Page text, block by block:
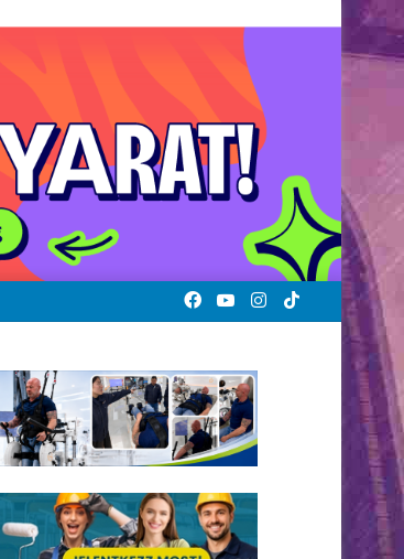
TikTok
Instagram
YouTube
Facebook